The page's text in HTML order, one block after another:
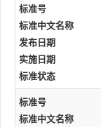
标准号
标准中文名称
发布日期
实施日期
标准状态
标准号
标准中文名称